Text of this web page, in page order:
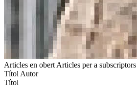
Articles en obert Articles per a subscriptors
Títol Autor
Títol